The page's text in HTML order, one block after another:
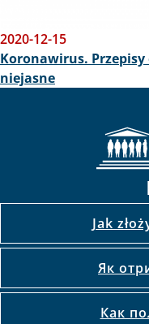
2020-12-15
Koronawirus.
niejasne
Jak
Як
Как